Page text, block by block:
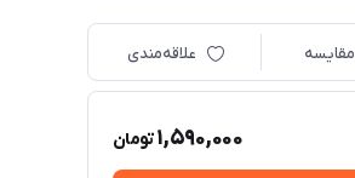
مقایسه علاقه‌مندی
1,590,000تومان